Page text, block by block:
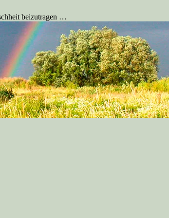
beizutragen …